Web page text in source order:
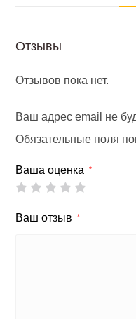
Отзывы
Отзывов пока нет.
Ваш адрес email не
Обязательные поля
Ваша оценка *
Ваш отзыв *